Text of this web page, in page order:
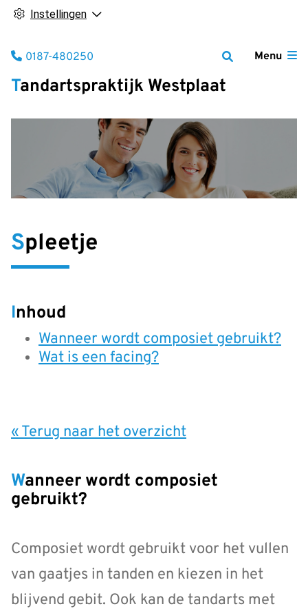
Instellingen
Tandartspraktijk Westplaat
Menu
Tel:
0187-480250
Spleetje
Inhoud
Wanneer wordt composiet gebruikt?
Wat is een facing?
« Terug naar het overzicht
Wanneer wordt composiet
gebruikt?
Composiet wordt gebruikt voor het vullen
van gaatjes in tanden en kiezen in het
blijvend gebit. Ook kan de tandarts met